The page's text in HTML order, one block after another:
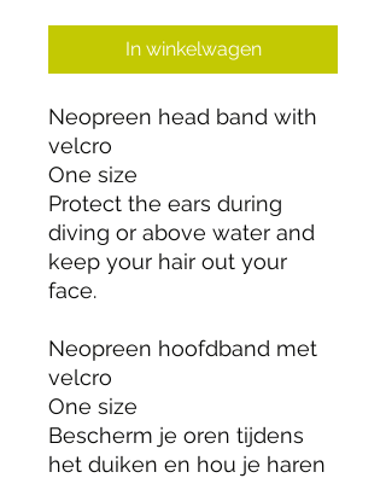
In winkelwagen
Neopreen head band with
velcro
One size
Protect the ears during
diving or above water and
keep your hair out your
face.
Neopreen hoofdband met
velcro
One size
Bescherm je oren tijdens
het duiken en hou je haren